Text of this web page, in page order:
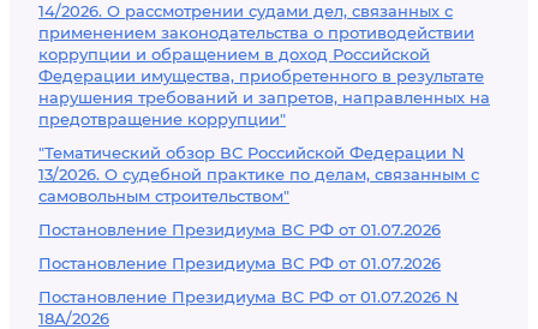
14/2026. О рассмотрении судами дел, связанных с
применением законодательства о противодействии
коррупции и обращением в доход Российской
Федерации имущества, приобретенного в результате
нарушения требований и запретов, направленных на
предотвращение коррупции"
"Тематический обзор ВС Российской Федерации N
13/2026. О судебной практике по делам, связанным с
самовольным строительством"
Постановление Президиума ВС РФ от 01.07.2026
Постановление Президиума ВС РФ от 01.07.2026
Постановление Президиума ВС РФ от 01.07.2026 N
18А/2026